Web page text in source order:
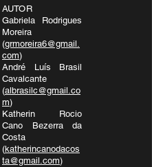
AUTOR
Gabriela Rodrigues
Moreira
(grmoreira6@gmail.
com)
André Luís Brasil
Cavalcante
(albrasilc@gmail.co
m)
Katherin Rocio
Cano Bezerra da
Costa
(katherincanodacos
ta@gmail.com)